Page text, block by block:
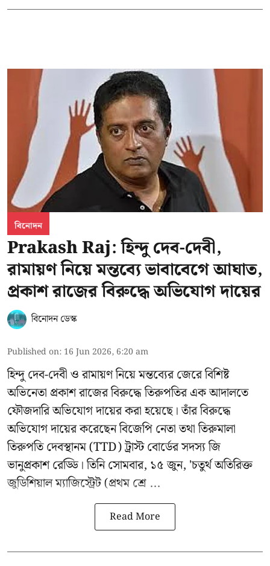
বিনোদন
Prakash Raj: হিন্দু দেব-দেবী,
রামায়ণ নিয়ে মন্তব্যে ভাবাবেগে আঘাত,
প্রকাশ রাজের বিরুদ্ধে অভিযোগ দায়ের
বিনোদন ডেস্ক
Published on: 16 Jun 2026, 6:20 am
হিন্দু দেব-দেবী ও রামায়ণ নিয়ে মন্তব্যের জেরে বিশিষ্ট
অভিনেতা প্রকাশ রাজেরবিরুদ্ধে তিরুপতির এক আদালতে
ফৌজদারি অভিযোগ দায়ের করা হয়েছে। তাঁর বিরুদ্ধে
অভিযোগ দায়ের করেছেন বিজেপি নেতা তথা তিরুমালা
তিরুপতি দেবস্থানম (TTD) ট্রাস্ট বোর্ডের সদস্য জি
ভানুপ্রকাশ রেড্ডি। তিনি সোমবার, ১৫ জুন, 'চতুর্থ অতিরিক্ত
জুডিশিয়াল ম্যাজিস্ট্রেট (প্রথম শ্রে ...
Read More